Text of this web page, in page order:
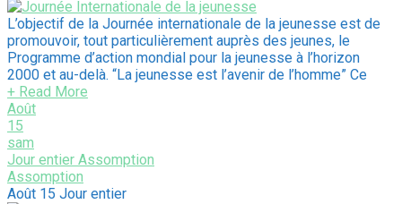
L’objectif de la Journée internationale de la jeunesse est de
promouvoir, tout particulièrement auprès des jeunes, le
Programme d’action mondial pour la jeunesse à l’horizon
2000 et au-delà. “La jeunesse est l’avenir de l’homme” Ce
+ Read More
Août
15
sam
Jour entier Assomption
Assomption
Août 15 Jour entier